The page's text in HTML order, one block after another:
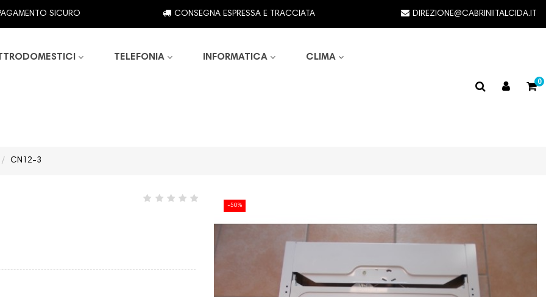
SICURO CONSEGNA ESPRESSA E TRACCIATA DIREZIONE@CABRINIITALCIDA.IT
TELEFONIA INFORMATICA CLIMA
0
CN12-3
-50%